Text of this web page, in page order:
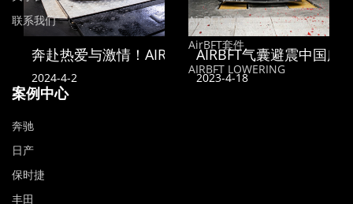
奔赴热爱与激情！AIRBFT中国亮相2024苏州GT
2024-4-2
AIRBFT气囊避震中国广
2023-4-18
联系我们
AirBFT避震
AirBFT套件
AIRBFT LOWERING
案例中心
奔驰
日产
保时捷
丰田